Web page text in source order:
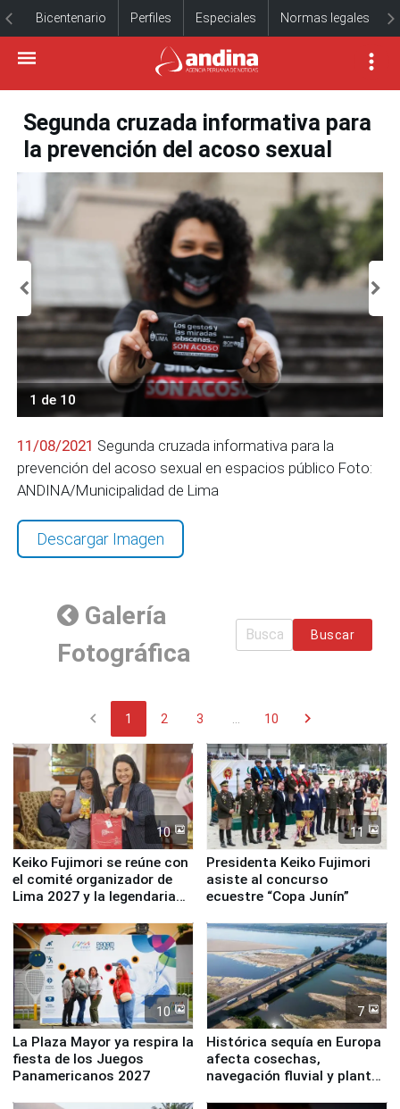
Bicentenario Perfiles Especiales Normas legales
Segunda cruzada informativa para
la prevención del acoso sexual
1 de 10
11/08/2021 Segunda cruzada informativa para la
prevención del acoso sexual en espacios público Foto:
ANDINA/Municipalidad de Lima
Descargar Imagen
Galería
Fotográfica
Buscar
chevron_left 1 2 3 10 chevron_right
10
Keiko Fujimori se reúne con
el comité organizador de
Lima 2027 y la legendaria
11
Presidenta Keiko Fujimori
asiste al concurso
ecuestre “Copa Junín”
10
La Plaza Mayor ya respira la
fiesta de los Juegos
Panamericanos 2027
7
Histórica sequía en Europa
afecta cosechas,
navegación fluvial y plantas